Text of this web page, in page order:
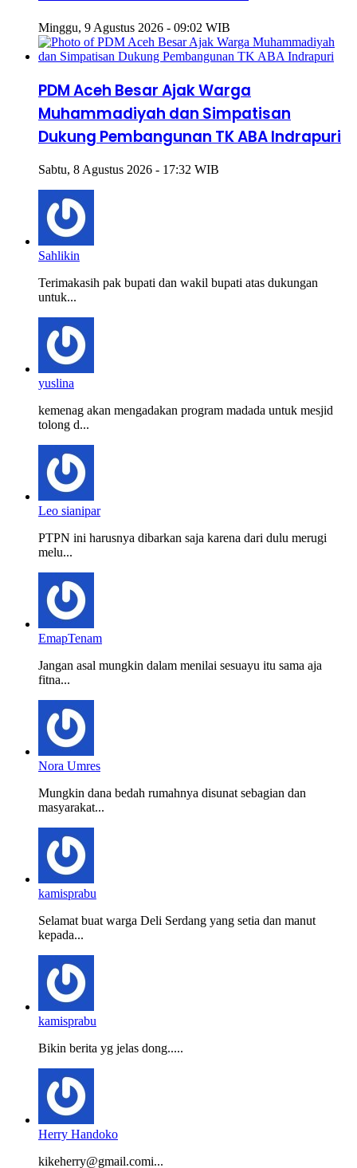
Minggu, 9 Agustus 2026 - 09:02 WIB
PDM Aceh Besar Ajak Warga
Muhammadiyah dan Simpatisan
Dukung Pembangunan TK ABA Indrapuri
Sabtu, 8 Agustus 2026 - 17:32 WIB
Sahlikin
Terimakasih pak bupati dan wakil bupati atas dukungan
untuk...
yuslina
kemenag akan mengadakan program madada untuk mesjid
tolong d...
Leo sianipar
PTPN ini harusnya dibarkan saja karena dari dulu merugi
melu...
EmapTenam
Jangan asal mungkin dalam menilai sesuayu itu sama aja
fitna...
Nora Umres
Mungkin dana bedah rumahnya disunat sebagian dan
masyarakat...
kamisprabu
Selamat buat warga Deli Serdang yang setia dan manut
kepada...
kamisprabu
Bikin berita yg jelas dong.....
Herry Handoko
kikeherry@gmail.comi...